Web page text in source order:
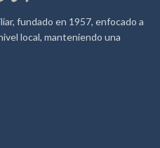
fundado en 1957, enfocado a
local, manteniendo una